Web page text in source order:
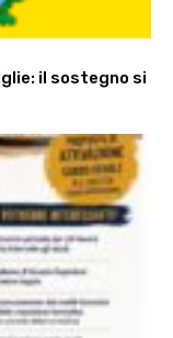
il sostegno si